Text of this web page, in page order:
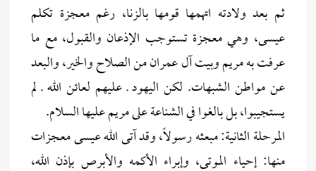
ثم بعد ولادته اتهمها قومها بالزنا، رغم معجزة تكلم
عيسى، وهي معجزة تستوجب الإذعان والقبول، مع ما
عرفت به مريم وبيت آل عمران من الصلاح والخير، والبعد
عن مواطن الشبهات. لكن اليهود ـ عليهم لعائن الله ـ لم
يستجيبوا، بل بالغوا في الشناعة على مريم عليها السلام.
المرحلة الثانية: مبعثه رسولاً، وقد آتى الله عيسى معجزات
منها: إحياء الموتى، وإبراء الأكمه والأبرص بإذن الله،